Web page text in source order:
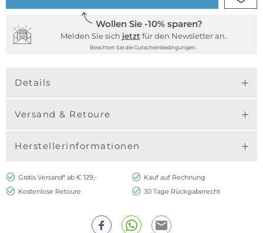
Wollen Sie -10% sparen?
Melden Sie sich jetzt für den Newsletter an.
Beachten Sie die Gutscheinbedingungen.
Details
Versand & Retoure
Herstellerinformationen
Gratis Versand* ab € 129,-
Kauf auf Rechnung
Kostenlose Retoure
30 Tage Rückgaberecht